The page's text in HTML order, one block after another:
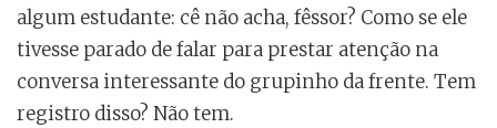
algum estudante: cê não acha, fêssor? Como se ele
tivesse parado de falar para prestar atenção na
conversa interessante do grupinho da frente. Tem
registro disso? Não tem.